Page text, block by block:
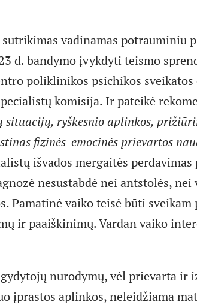
vadinamas potrauminiu
d. bandymo įvykdyti teismo
poliklinikos psichikos
komisija. Ir pateikė
ryškesnio aplinkos,
fizinės-emocinės prievartos
išvados mergaitės
nesustabdė nei antstolės,
Pamatinė vaiko teisė būti sveikam
ir paaiškinimų. Vardan vaiko
nurodymų, vėl prievarta ir
įprastos aplinkos, neleidžiama